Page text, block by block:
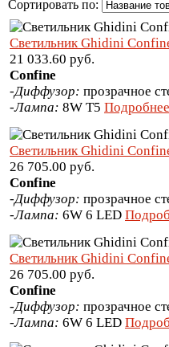
Сортировать по:
Светильник Ghidini
21 033.60 руб.
Confine
-Диффузор: прозрачное
-Лампа: 8W T5 Подробнее
Светильник Ghidini
26 705.00 руб.
Confine
-Диффузор: прозрачное
-Лампа: 6W 6 LED
Светильник Ghidini
26 705.00 руб.
Confine
-Диффузор: прозрачное
-Лампа: 6W 6 LED